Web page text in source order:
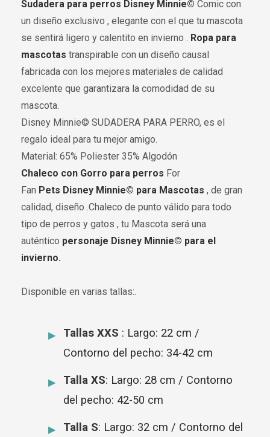
Sudadera para perros Disney Minnie© Comic con
un diseño exclusivo , elegante con el que tu mascota
se sentirá ligero y calentito en invierno . Ropa para
mascotas transpirable con un diseño causal
fabricada con los mejores materiales de calidad
excelente que garantizara la comodidad de su
mascota.
Disney Minnie© SUDADERA PARA PERRO, es el
regalo ideal para tu mejor amigo.
Material: 65% Poliester 35% Algodón
Chaleco con Gorro para perros For
Fan Pets Disney Minnie© para Mascotas , de gran
calidad, diseño .Chaleco de punto válido para todo
tipo de perros y gatos , tu Mascota será una
auténtico personaje Disney Minnie© para el
invierno.
Disponible en varias tallas:.
Tallas XXS : Largo: 22 cm /
Contorno del pecho: 34-42 cm
Talla XS: Largo: 28 cm / Contorno
del pecho: 42-50 cm
Talla S: Largo: 32 cm / Contorno del